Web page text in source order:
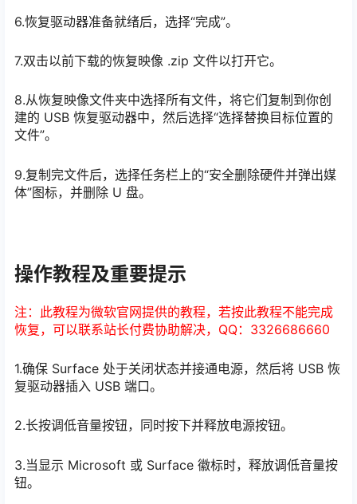
6.恢复驱动器准备就绪后，选择“完成”。
7.双击以前下载的恢复映像 .zip 文件以打开它。
8.从恢复映像文件夹中选择所有文件，将它们复制到你创
建的 USB 恢复驱动器中，然后选择“选择替换目标位置的
文件”。
9.复制完文件后，选择任务栏上的“安全删除硬件并弹出媒
体”图标，并删除 U 盘。
操作教程及重要提示
注：此教程为微软官网提供的教程，若按此教程不能完成
恢复，可以联系站长付费协助解决，QQ：3326686660
1.确保 Surface 处于关闭状态并接通电源，然后将 USB 恢
复驱动器插入 USB 端口。
2.长按调低音量按钮，同时按下并释放电源按钮。
3.当显示 Microsoft 或 Surface 徽标时，释放调低音量按
钮。